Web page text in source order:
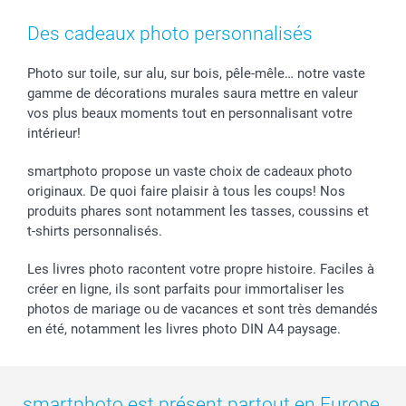
Cadres photo & accessoires déco
Stickers & Etiquettes
Chèque Cadeau
Mentions Légales
Affiliation
Investor Relations
B2B smartbusiness
Fête des Mères
Confirmation ou communion
Mariage
Fête d'anniversaire
Tous les évènements
Tarifs et frais de livraison
Livraison en 48 heures
Modes de Paiement
Identifiez-vous
Statut de ma commande
smarfriends
smartgarantie
smartbonus
Des cadeaux photo personnalisés
Photo sur toile, sur alu, sur bois, pêle-mêle… notre vaste
gamme de décorations murales saura mettre en valeur
vos plus beaux moments tout en personnalisant votre
intérieur!
smartphoto propose un vaste choix de cadeaux photo
originaux. De quoi faire plaisir à tous les coups! Nos
produits phares sont notamment les tasses, coussins et
t-shirts personnalisés.
Les livres photo racontent votre propre histoire. Faciles à
créer en ligne, ils sont parfaits pour immortaliser les
photos de mariage ou de vacances et sont très demandés
en été, notamment les livres photo DIN A4 paysage.